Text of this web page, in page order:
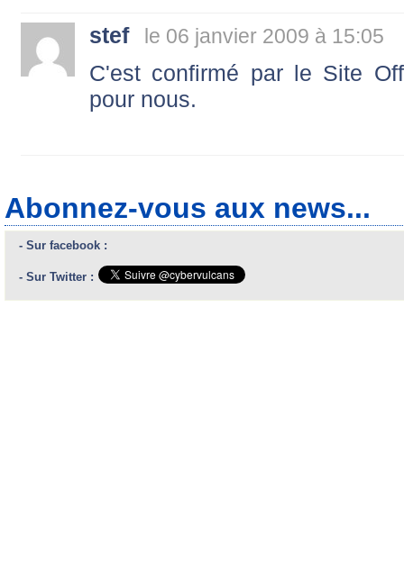
stef le 06 janvier 2009 à 15:05
C'est confirmé par le Site
pour nous.
Abonnez-vous aux news...
- Sur facebook :
- Sur Twitter :